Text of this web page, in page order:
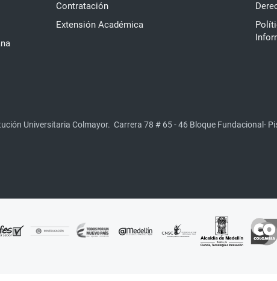
Contratación
Extensión Académica
Universitaria Colmayor. Carrera 78 # 65 - 46 Bloque Fundacional-